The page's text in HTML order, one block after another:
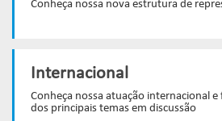
Conheça nossa nova estrutura de
Internacional
Conheça nossa atuação internacional
dos principais temas em discussão